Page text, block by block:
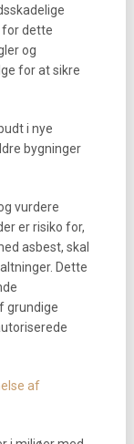
dette
og
for at sikre
i nye
bygninger
vurdere
er risiko for,
asbest, skal
Dette
grundige
af